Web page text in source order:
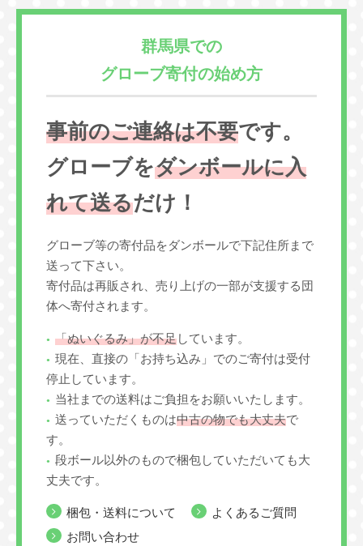
群馬県での
グローブ寄付の始め方
事前のご連絡は不要です。
グローブをダンボールに入
れて送るだけ！
グローブ等の寄付品をダンボールで下記住所まで
送って下さい。
寄付品は再販され、売り上げの一部が支援する団
体へ寄付されます。
「ぬいぐるみ」が不足しています。
現在、直接の「お持ち込み」でのご寄付は受付
停止しています。
当社までの送料はご負担をお願いいたします。
送っていただくものは中古の物でも大丈夫で
す。
段ボール以外のもので梱包していただいても大
丈夫です。
梱包・送料について
よくあるご質問
お問い合わせ